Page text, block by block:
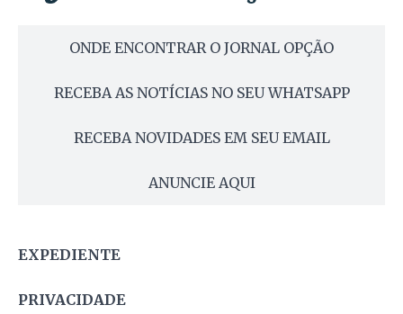
ONDE ENCONTRAR O JORNAL OPÇÃO
RECEBA AS NOTÍCIAS NO SEU WHATSAPP
RECEBA NOVIDADES EM SEU EMAIL
ANUNCIE AQUI
EXPEDIENTE
PRIVACIDADE